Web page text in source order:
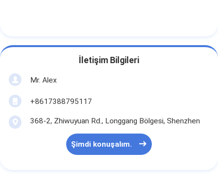
İletişim Bilgileri
Mr. Alex
+8617388795117
368-2, Zhiwuyuan Rd., Longgang Bölgesi, Shenzhen
Şimdi konuşalım.